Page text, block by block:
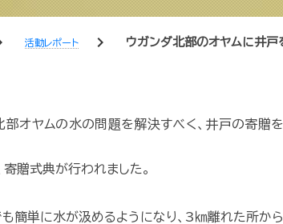
活動レポート chevron_right ウガンダ北部のオヤムに井戸
オヤムの水の問題を解決すべく、井戸の寄贈を
贈式典が行われました。
簡単に水が汲めるようになり、3㎞離れた所から